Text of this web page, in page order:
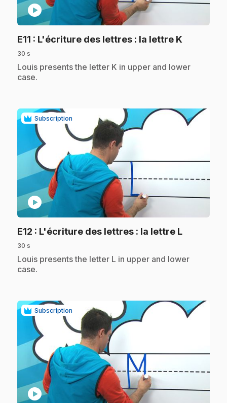
play_circle
E11 : L'écriture des lettres : la lettre K
30 s
.Louis presents the letter K in upper and lower
case.
Subscription
play_circle
E12 : L'écriture des lettres : la lettre L.
30 s
.Louis presents the letter L in upper and lower
case.
Subscription
play_circle